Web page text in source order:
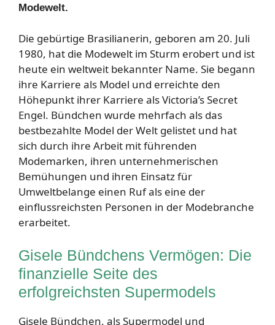
Modewelt.
Die gebürtige Brasilianerin, geboren am 20. Juli
1980, hat die Modewelt im Sturm erobert und ist
heute ein weltweit bekannter Name. Sie begann
ihre Karriere als Model und erreichte den
Höhepunkt ihrer Karriere als Victoria’s Secret
Engel. Bündchen wurde mehrfach als das
bestbezahlte Model der Welt gelistet und hat
sich durch ihre Arbeit mit führenden
Modemarken, ihren unternehmerischen
Bemühungen und ihren Einsatz für
Umweltbelange einen Ruf als eine der
einflussreichsten Personen in der Modebranche
erarbeitet.
Gisele Bündchens Vermögen: Die
finanzielle Seite des
erfolgreichsten Supermodels
Gisele Bündchen, als Supermodel und